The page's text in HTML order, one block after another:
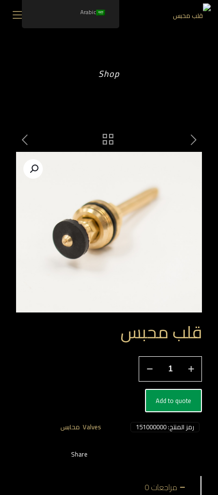
Shop
قلب محبس
كمية
قلب
محبس
Add to quote
رمز المنتج:151000000
Valves محابس
Share
مراجعات0
Arabic